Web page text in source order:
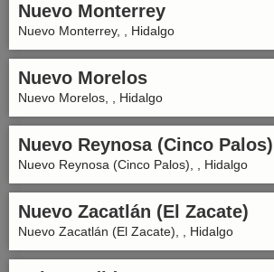
Nuevo Monterrey
Nuevo Monterrey, , Hidalgo
Nuevo Morelos
Nuevo Morelos, , Hidalgo
Nuevo Reynosa (Cinco Palos)
Nuevo Reynosa (Cinco Palos), , Hidalgo
Nuevo Zacatlán (El Zacate)
Nuevo Zacatlán (El Zacate), , Hidalgo